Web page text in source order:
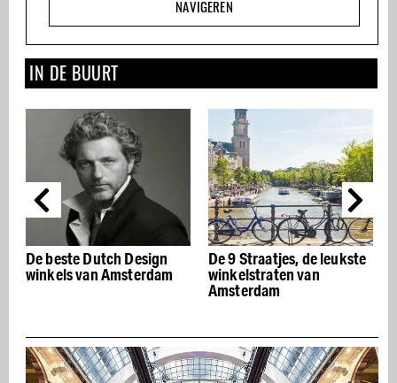
NAVIGEREN
IN DE BUURT
De 9 Straatjes, de leukste
winkelstraten van
De Grachtengordel: De
mooiste musea aan de
grachten